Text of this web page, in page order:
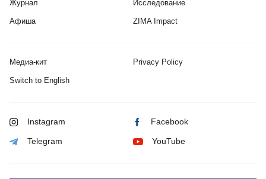
Журнал
Афиша
Исследование
ZIMA Impact
Медиа-кит Privacy Policy
Switch to English
Instagram Facebook
Telegram YouTube